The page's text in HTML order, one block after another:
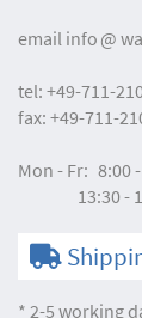
email info
tel: +49-711-
fax: +49-711-
Mon - Fr: 8:00
13:30 -
* 2-5 working